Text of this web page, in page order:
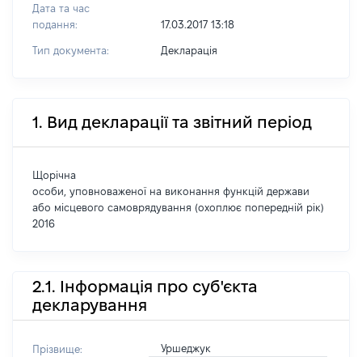
Дата та час
подання:
17.03.2017 13:18
Тип документа: Декларація
1. Вид декларації та звітний період
Щорічна
особи, уповноваженої на виконання функцій держави
або місцевого самоврядування (охоплює попередній рік)
2016
2.1. Інформація про суб'єкта
декларування
Прізвище: Уршеджук